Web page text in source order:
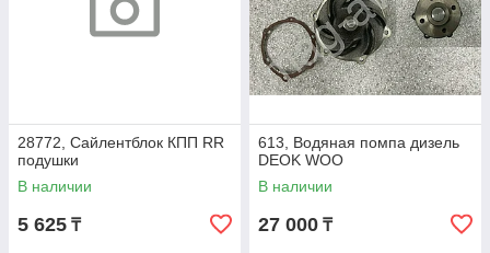
28772, Сайлентблок КПП RR
подушки
В наличии
5 625 ₸
613, Водяная помпа дизель
DEOK WOO
В наличии
27 000 ₸